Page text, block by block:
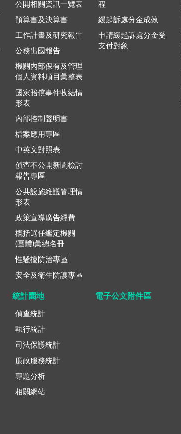
公開相關資訊一覽表
預算書及決算書
工作計畫及研究報告
公務出國報告
機關內部保有及管理
個人資料項目彙整表
國家賠償事件收結情
形表
內部控制聲明書
檔案應用專區
中英文對照表
偵查不公開新聞檢討
報告專區
公共設施維護管理情
形表
政策宣導廣告經費
概括選任鑑定機關
(團體)彙總名冊
性騷擾防治專區
安全及衛生防護專區
程
緩起訴處分金成效
申請緩起訴處分金受
支付對象
統計園地
偵查統計
執行統計
司法保護統計
廉政服務統計
專題分析
相關網站
電子公文附件區